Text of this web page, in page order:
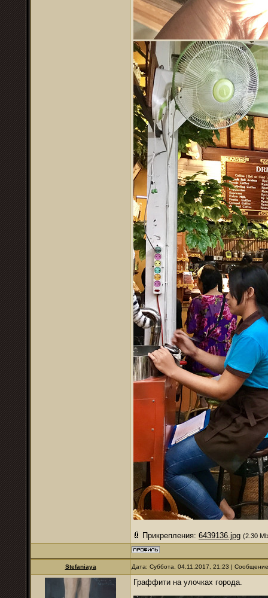
Прикрепления: 6439136.jpg (2.30
Stefaniaya Дата: Суббота, 04.11.2017, 21:23 |
Граффити на улочках города.